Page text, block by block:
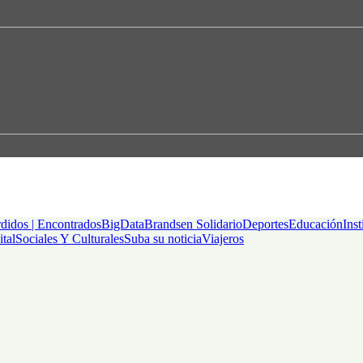
| EncontradosBigDataBrandsen SolidarioDeportesEducación
Sociales Y CulturalesSuba su noticiaViajeros